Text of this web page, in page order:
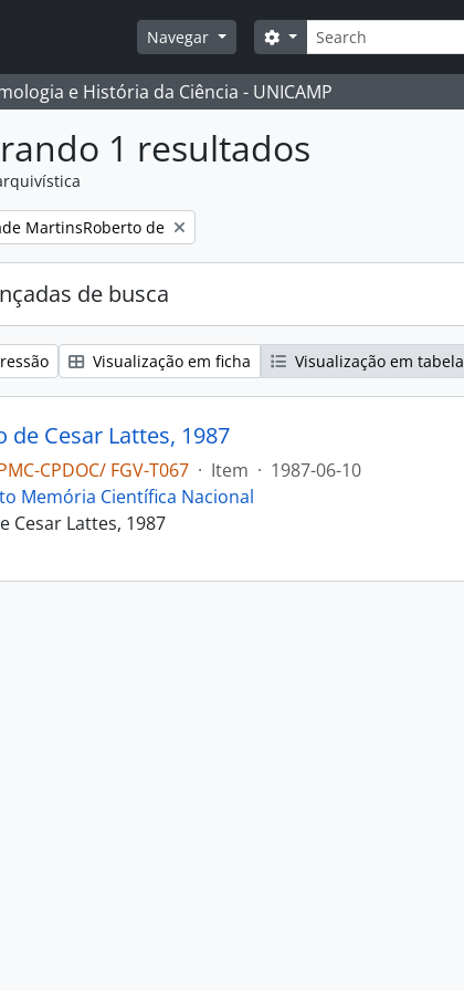
Navegar
Buscar
Opções de busca
e História da Ciência - UNICAMP
1 resultados
MartinsRoberto de
de busca
Visualização em ficha Visualização em tabela
de Cesar Lattes, 1987
CPDOC/ FGV-T067 · Item · 1987-06-10
Memória Científica Nacional
Cesar Lattes, 1987